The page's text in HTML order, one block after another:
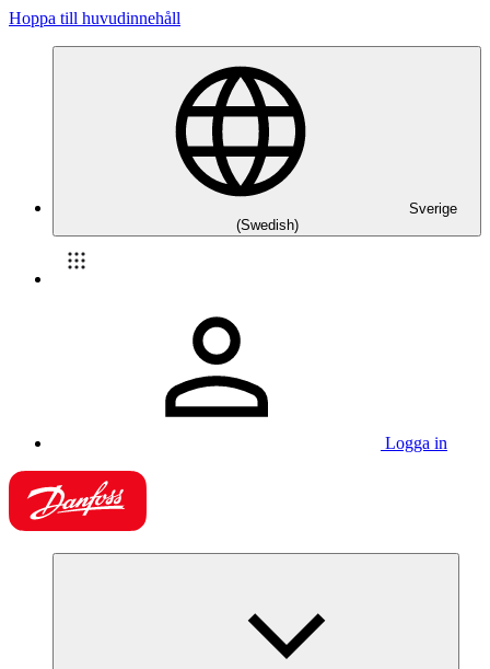
Hoppa till huvudinnehåll
Sverige
(Swedish)
Logga in